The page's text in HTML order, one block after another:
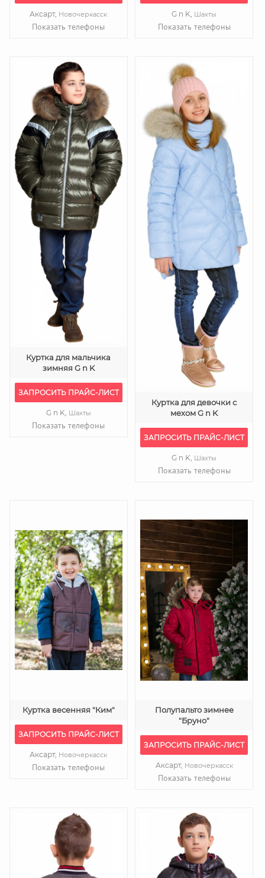
Аксарт, Новочеркасск
Показать телефоны
G n K, Шахты
Показать телефоны
Куртка для мальчика
зимняя G n K
ЗАПРОСИТЬ ПРАЙС-ЛИСТ
G n K, Шахты
Показать телефоны
Куртка для девочки с
мехом G n K
ЗАПРОСИТЬ ПРАЙС-ЛИСТ
G n K, Шахты
Показать телефоны
Куртка весенняя "Ким"
ЗАПРОСИТЬ ПРАЙС-ЛИСТ
Аксарт, Новочеркасск
Показать телефоны
Полупальто зимнее
"Бруно"
ЗАПРОСИТЬ ПРАЙС-ЛИСТ
Аксарт, Новочеркасск
Показать телефоны